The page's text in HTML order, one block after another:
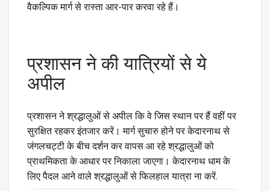
वैकल्पिक मार्ग से रास्ता आर-पार करवा रहे हैं।
प्रशासन ने की यात्रियों से ये
अपील
प्रशासन ने श्रद्धालुओं से अपील कि वे जिस स्थान पर हैं वहीं पर
सुरक्षित रहकर इंतजार करें। मार्ग सुचारु होने पर केदारनाथ से
जंगलचट्टी के बीच दर्शन कर वापस आ रहे श्रद्धालुओं को
प्राथमिकता के आधार पर निकाला जाएगा। केदारनाथ धाम के
लिए पैदल आने वाले श्रद्धालुओं से फिलहाल यात्रा ना करें.